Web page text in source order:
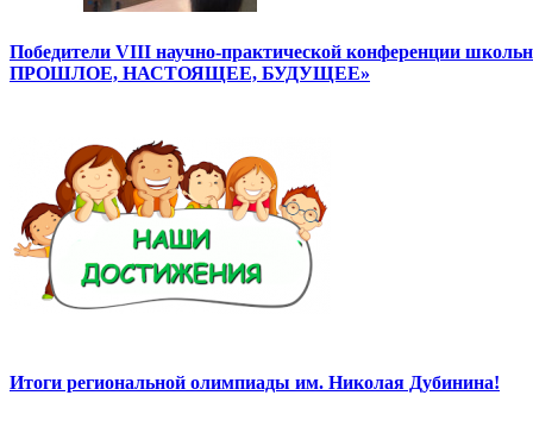
Победители VIII научно-практической конференции
ПРОШЛОЕ, НАСТОЯЩЕЕ, БУДУЩЕЕ»
Итоги региональной олимпиады им. Николая Дубинина!